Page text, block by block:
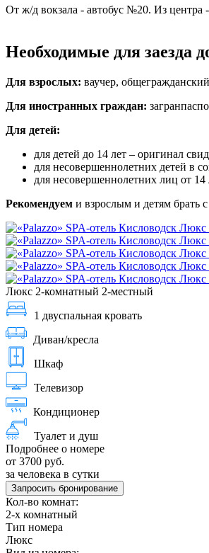
От ж/д вокзала - автобус №20. Из центра
Необходимые для заезда
Для взрослых: ваучер,
Для иностранных граждан:
Для детей:
для детей до 14 лет – оригинал
для несовершеннолетних детей в
для несовершеннолетних лиц от 14
Рекомендуем и взрослым и детям брать
Люкс 2-комнатный 2-местный
1 двуспальная кровать
Диван/кресла
Шкаф
Телевизор
Кондиционер
Туалет и душ
Подробнее о номере
от 3700 руб.
за человека в сутки
Запросить бронирование
Кол-во комнат:
2-х комнатный
Тип номера
Люкс